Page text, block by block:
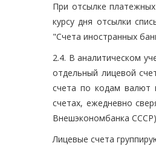
При отсылке
курсу дня отсылки
"Счета иностранных
2.4. В аналитическом
отдельный лицевой
счета по кодам валют
счетах, ежедневно
Внешэкономбанка
Лицевые счета